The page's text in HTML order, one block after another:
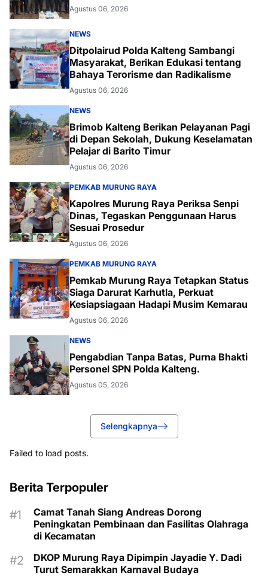
Agustus 06, 2026
NEWS
Ditpolairud Polda Kalteng Sambangi
Masyarakat, Berikan Edukasi tentang
Bahaya Terorisme dan Radikalisme
Agustus 06, 2026
NEWS
Brimob Kalteng Berikan Pelayanan Pagi
di Depan Sekolah, Dukung Keselamatan
Pelajar di Barito Timur
Agustus 06, 2026
PEMKAB MURUNG RAYA
Kapolres Murung Raya Periksa Senpi
Dinas, Tegaskan Penggunaan Harus
Sesuai Prosedur
Agustus 06, 2026
PEMKAB MURUNG RAYA
Pemkab Murung Raya Tetapkan Status
Siaga Darurat Karhutla, Perkuat
Kesiapsiagaan Hadapi Musim Kemarau
Agustus 06, 2026
NEWS
Pengabdian Tanpa Batas, Purna Bhakti
Personel SPN Polda Kalteng.
Agustus 05, 2026
Selengkapnya
Failed to load posts.
Berita Terpopuler
Camat Tanah Siang Andreas Dorong
Peningkatan Pembinaan dan Fasilitas Olahraga
di Kecamatan
DKOP Murung Raya Dipimpin Jayadie Y. Dadi
Turut Semarakkan Karnaval Budaya